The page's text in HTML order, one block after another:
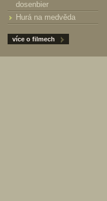
dosenbier
Hurá na medvěda
více o filmech